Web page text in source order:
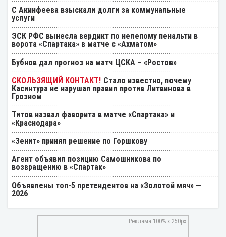
С Акинфеева взыскали долги за коммунальные
услуги
ЭСК РФС вынесла вердикт по нелепому пенальти в
ворота «Спартака» в матче с «Ахматом»
Бубнов дал прогноз на матч ЦСКА – «Ростов»
Стало известно, почему
Касинтура не нарушал правил против Литвинова в
Грозном
Титов назвал фаворита в матче «Спартака» и
«Краснодара»
«Зенит» принял решение по Горшкову
Агент объявил позицию Самошникова по
возвращению в «Спартак»
Объявлены топ-5 претендентов на «Золотой мяч» —
2026